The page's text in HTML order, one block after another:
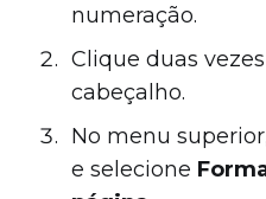
numeração.
Clique duas
cabeçalho.
No menu
e selecione